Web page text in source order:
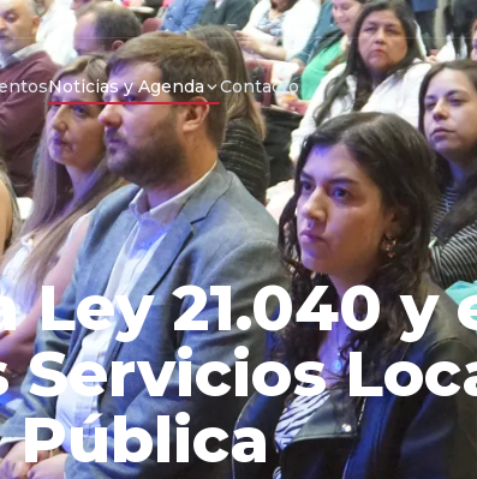
Noticias y Agenda Contacto
Ley 21.040 y
Servicios
Pública